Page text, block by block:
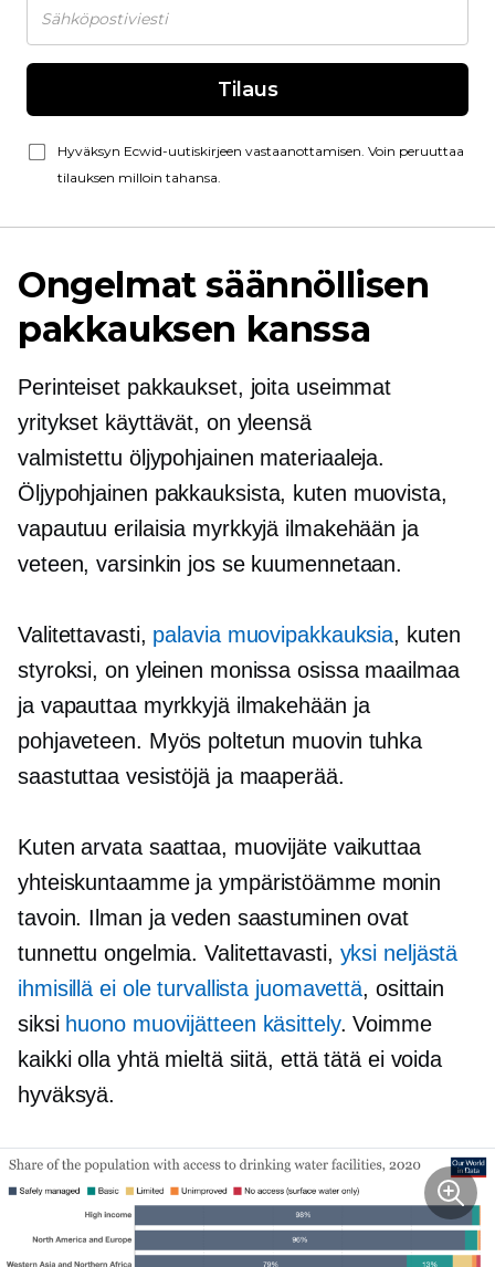
Tilaus
Hyväksyn Ecwid-uutiskirjeen vastaanottamisen. Voin peruuttaa
tilauksen milloin tahansa.
Ongelmat säännöllisen
pakkauksen kanssa
Perinteiset pakkaukset, joita useimmat
yritykset käyttävät, on yleensä
valmistettu öljypohjainen materiaaleja.
Öljypohjainen pakkauksista, kuten muovista,
vapautuu erilaisia ​​myrkkyjä ilmakehään ja
veteen, varsinkin jos se kuumennetaan.
Valitettavasti, palavia muovipakkauksia, kuten
styroksi, on yleinen monissa osissa maailmaa
ja vapauttaa myrkkyjä ilmakehään ja
pohjaveteen. Myös poltetun muovin tuhka
saastuttaa vesistöjä ja maaperää.
Kuten arvata saattaa, muovijäte vaikuttaa
yhteiskuntaamme ja ympäristöämme monin
tavoin. Ilman ja veden saastuminen ovat
tunnettu ongelmia. Valitettavasti, yksi neljästä
ihmisillä ei ole turvallista juomavettä, osittain
siksi huono muovijätteen käsittely. Voimme
kaikki olla yhtä mieltä siitä, että tätä ei voida
hyväksyä.